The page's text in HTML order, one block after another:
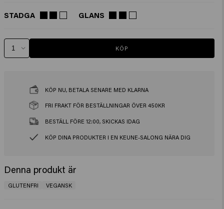
STADGA GLANS
KÖP
KÖP NU, BETALA SENARE MED KLARNA
FRI FRAKT FÖR BESTÄLLNINGAR ÖVER 450KR
BESTÄLL FÖRE 12:00, SKICKAS IDAG
KÖP DINA PRODUKTER I EN KEUNE-SALONG NÄRA DIG
Denna produkt är
GLUTENFRI VEGANSK